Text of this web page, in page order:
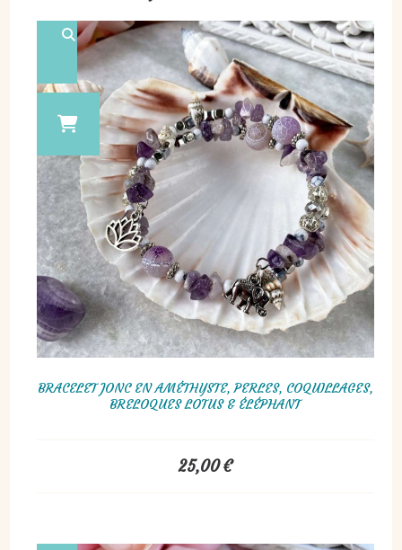
BRACELET JONC EN AMÉTHYSTE, PERLES, COQUILLAGES,
BRELOQUES LOTUS & ÉLÉPHANT
25,00€